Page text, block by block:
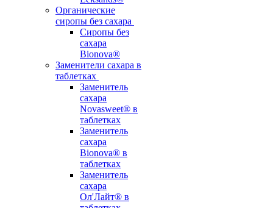
Органические
сиропы без сахара
Сиропы без
сахара
Bionova®
Заменители сахара в
таблетках
Заменитель
сахара
Novasweet® в
таблетках
Заменитель
сахара
Bionova® в
таблетках
Заменитель
сахара
Ол'Лайт® в